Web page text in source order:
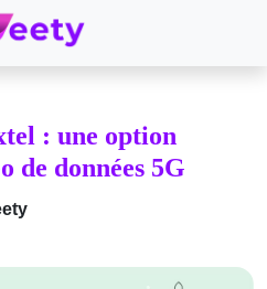
: une option
de données 5G